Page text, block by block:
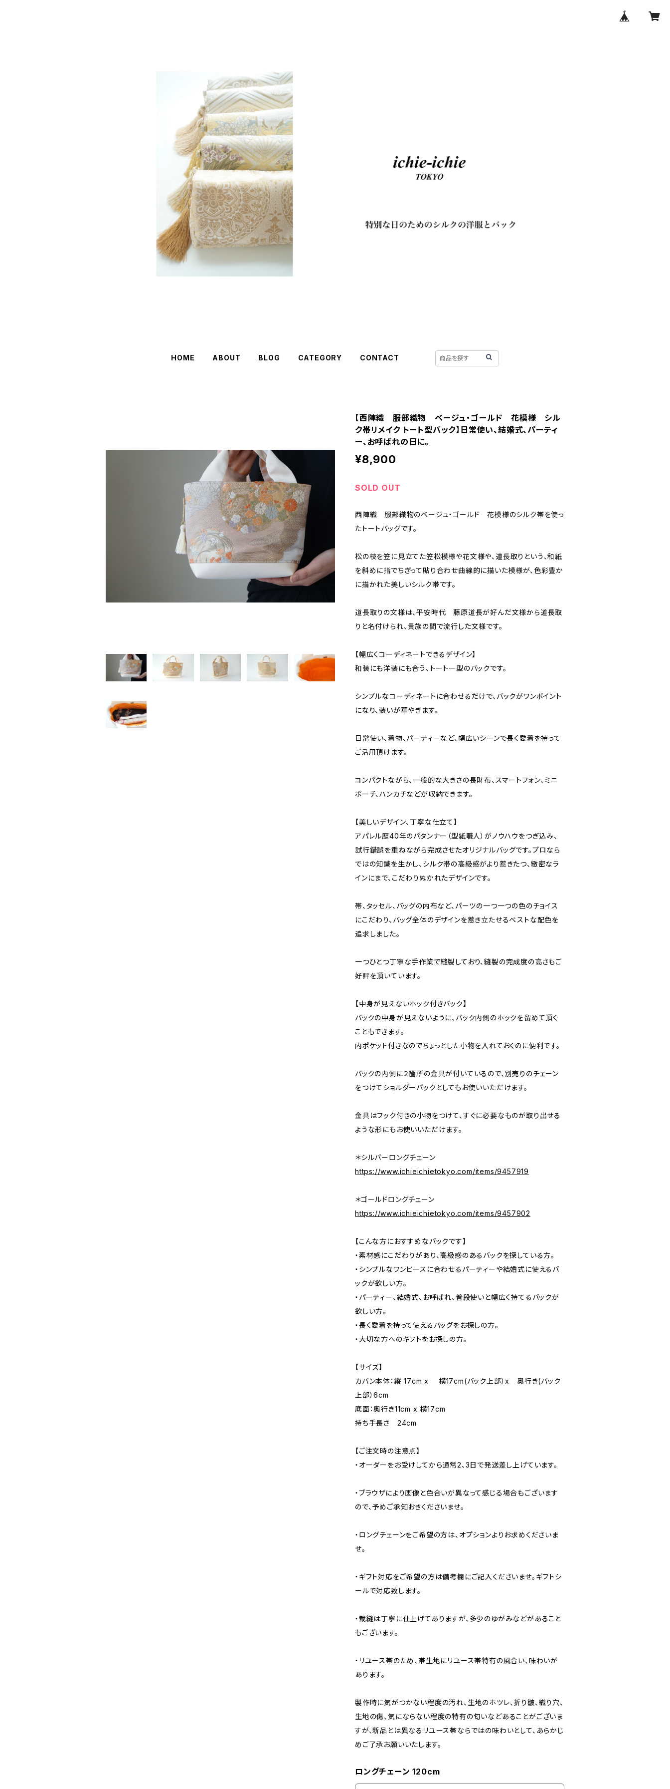
HOME ABOUT BLOG CATEGORY CONTACT
【西陣織 服部織物 ベージュ・ゴールド 花模様 シル
ク帯リメイク トート型バック】日常使い、結婚式、パーティ
ー、お呼ばれの日に。
¥8,900
SOLD OUT
西陣織 服部織物のベージュ・ゴールド 花模様のシルク帯を使っ
たトートバッグです。
松の枝を笠に見立てた笠松模様や花文様や、道長取りという、和紙
を斜めに指でちぎって貼り合わせ曲線的に描いた模様が、色彩豊か
に描かれた美しいシルク帯です。
道長取りの文様は、平安時代 藤原道長が好んだ文様から道長取
りと名付けられ、貴族の間で流行した文様です。
【幅広くコーディネートできるデザイン】
和装にも洋装にも合う、トートー型のバックです。
シンプルなコーディネートに合わせるだけで、バックがワンポイント
になり、装いが華やぎます。
日常使い、着物、パーティーなど、幅広いシーンで長く愛着を持って
ご活用頂けます。
コンパクトながら、一般的な大きさの長財布、スマートフォン、ミニ
ポーチ、ハンカチなどが収納できます。
【美しいデザイン、丁寧な仕立て】
アパレル歴40年のパタンナー（型紙職人）がノウハウをつぎ込み、
試行錯誤を重ねながら完成させたオリジナルバッグです。プロなら
ではの知識を生かし、シルク帯の高級感がより惹きたつ、緻密なラ
インにまで、こだわりぬかれたデザインです。
帯、タッセル、バッグの内布など、パーツの一つ一つの色のチョイス
にこだわり、バッグ全体のデザインを惹き立たせるベストな配色を
追求しました。
一つひとつ丁寧な手作業で縫製しており、縫製の完成度の高さもご
好評を頂いています。
【中身が見えないホック付きバック】
バックの中身が見えないように、バック内側のホックを留めて頂く
こともできます。
内ポケット付きなのでちょっとした小物を入れておくのに便利です。
バックの内側に２箇所の金具が付いているので、別売りのチェーン
をつけてショルダーバックとしてもお使いいただけます。
金具はフック付きの小物をつけて、すぐに必要なものが取り出せる
ような形にもお使いいただけます。
＊シルバーロングチェーン
https://www.ichieichietokyo.com/items/9457919
＊ゴールドロングチェーン
https://www.ichieichietokyo.com/items/9457902
【こんな方におすすめなバックです】
・素材感にこだわりがあり、高級感のあるバックを探している方。
・シンプルなワンピースに合わせるパーティーや結婚式に使えるバ
ックが欲しい方。
・パーティー、結婚式、お呼ばれ、普段使いと幅広く持てるバックが
欲しい方。
・長く愛着を持って使えるバッグをお探しの方。
・大切な方へのギフトをお探しの方。
【サイズ】
カバン本体：縦 17cm x 横17cm(バック上部）x 奥行き(バック
上部）6cm
底面：奥行き11cm x 横17cm
持ち手長さ 24cm
【ご注文時の注意点】
・オーダーをお受けしてから通常2、3日で発送差し上げています。
・ブラウザにより画像と色合いが異なって感じる場合もございます
ので、予めご承知おきくださいませ。
・ロングチェーンをご希望の方は、オプションよりお求めくださいま
せ。
・ギフト対応をご希望の方は備考欄にご記入くださいませ。ギフトシ
ールで対応致します。
・裁縫は丁寧に仕上げてありますが、多少のゆがみなどがあること
もございます。
・リユース帯のため、帯生地にリユース帯特有の風合い、味わいが
あります。
製作時に気がつかない程度の汚れ、生地のホツレ、折り皺、織り穴、
生地の傷、気にならない程度の特有の匂いなどあることがございま
すが、新品とは異なるリユース帯ならではの味わいとして、あらかじ
めご了承お願いいたします。
ロングチェーン 120cm